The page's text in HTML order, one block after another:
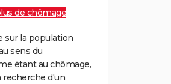
de chômage
sur la population
sens du
étant au chômage,
recherche d'un